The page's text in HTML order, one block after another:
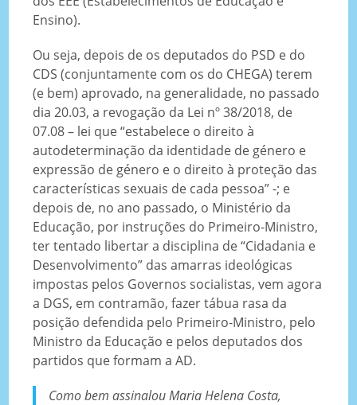
Ensino).
Ou seja, depois de os deputados do PSD e do
CDS (conjuntamente com os do CHEGA) terem
(e bem) aprovado, na generalidade, no passado
dia 20.03, a revogação da Lei nº 38/2018, de
07.08 – lei que “estabelece o direito à
autodeterminação da identidade de género e
expressão de género e o direito à proteção das
características sexuais de cada pessoa” -; e
depois de, no ano passado, o Ministério da
Educação, por instruções do Primeiro-Ministro,
ter tentado libertar a disciplina de “Cidadania e
Desenvolvimento” das amarras ideológicas
impostas pelos Governos socialistas, vem agora
a DGS, em contramão, fazer tábua rasa da
posição defendida pelo Primeiro-Ministro, pelo
Ministro da Educação e pelos deputados dos
partidos que formam a AD.
Como bem assinalou Maria Helena Costa,